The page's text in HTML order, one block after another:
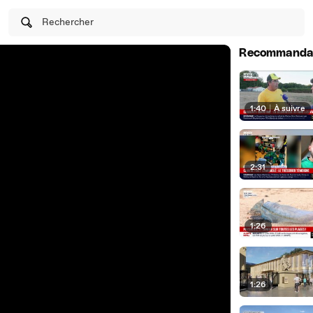
Rechercher
1:40 | À suivre
2:31
1:26
1:26